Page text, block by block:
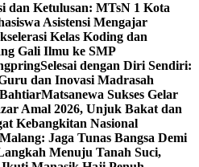
dan Ketulusan: MTsN 1 Kota
Asistensi Mengajar
Kelas Koding dan
Gali Ilmu ke SMP
Selesai dengan Diri Sendiri:
dan Inovasi Madrasah
Matsanewa Sukses Gelar
Amal 2026, Unjuk Bakat dan
Kebangkitan Nasional
Jaga Tunas Bangsa Demi
Menuju Tanah Suci,